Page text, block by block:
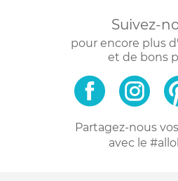
Suivez-
pour encore plus
et de bons
Partagez-nous
avec le